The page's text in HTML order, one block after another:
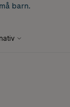
barn.